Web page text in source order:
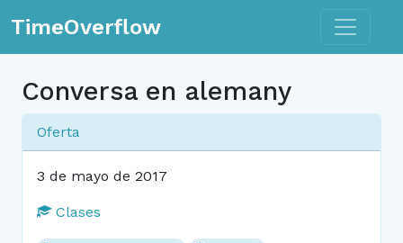
TimeOverflow Toggle
Conversa en alemany
Oferta
3 de mayo de 2017
Clases